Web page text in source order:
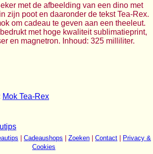
met de afbeelding van een dino met
zijn poot en daaronder de tekst Tea-Rex.
om cadeau te geven aan een theeleut.
met hoge kwaliteit sublimatieprint,
en magnetron. Inhoud: 325 milliliter.
Mok Tea-Rex
Cadeaushops Zoeken Contact
Privacy &
Cookies